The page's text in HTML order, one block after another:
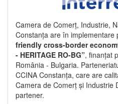
Camera de Comerț, Industrie,
Constanța are în implementare
friendly cross-border
- HERITAGE RO-BG”, finanțat
România - Bulgaria.
CCINA Constanța, care are
Camera de Comerț și Industrie
partener.